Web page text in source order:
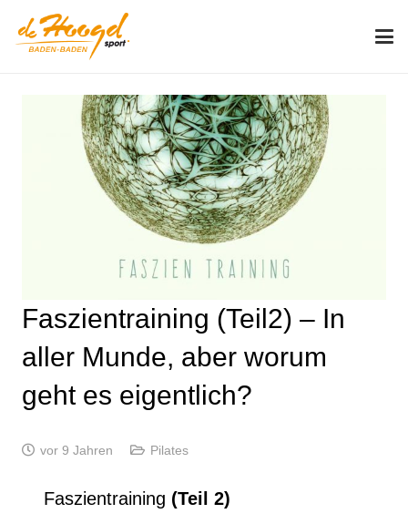
Faszientraining (Teil2) – In
aller Munde, aber worum
geht es eigentlich?
vor 9 Jahren Pilates
Faszientraining (Teil 2)